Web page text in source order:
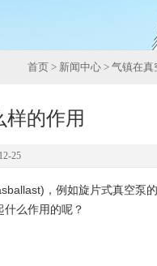
首页 > 新闻中心 > 气镇在真
的作用
25
，例如旋片式真空泵
么作用的呢？